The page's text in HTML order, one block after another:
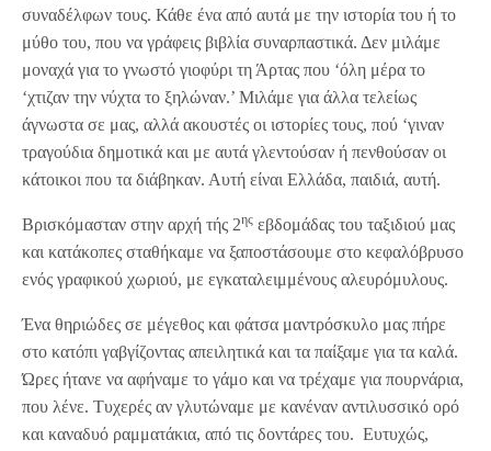
συναδέλφων τους. Κάθε ένα από αυτά με την ιστορία του ή το
μύθο του, που να γράφεις βιβλία συναρπαστικά. Δεν μιλάμε
μοναχά για το γνωστό γιοφύρι τη Άρτας που ‘όλη μέρα το
‘χτιζαν την νύχτα το ξηλώναν.’ Μιλάμε για άλλα τελείως
άγνωστα σε μας, αλλά ακουστές οι ιστορίες τους, πού ‘γιναν
τραγούδια δημοτικά και με αυτά γλεντούσαν ή πενθούσαν οι
κάτοικοι που τα διάβηκαν. Αυτή είναι Ελλάδα, παιδιά, αυτή.
Βρισκόμασταν στην αρχή τής 2ης εβδομάδας του ταξιδιού μας
και κατάκοπες σταθήκαμε να ξαποστάσουμε στο κεφαλόβρυσο
ενός γραφικού χωριού, με εγκαταλειμμένους αλευρόμυλους.
Ένα θηριώδες σε μέγεθος και φάτσα μαντρόσκυλο μας πήρε
στο κατόπι γαβγίζοντας απειλητικά και τα παίξαμε για τα καλά.
Ώρες ήτανε να αφήναμε το γάμο και να τρέχαμε για πουρνάρια,
που λένε. Τυχερές αν γλυτώναμε με κανέναν αντιλυσσικό ορό
και καναδυό ραμματάκια, από τις δοντάρες του. Ευτυχώς,